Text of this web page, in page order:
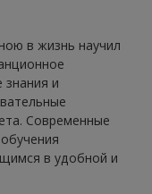
в жизнь научил
знания и
Современные
в удобной и